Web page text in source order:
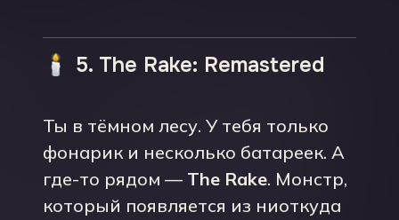
🕯️ 5. The Rake: Remastered
Ты в тёмном лесу. У тебя только
фонарик и несколько батареек. А
где-то рядом — The Rake. Монстр,
который появляется из ниоткуда